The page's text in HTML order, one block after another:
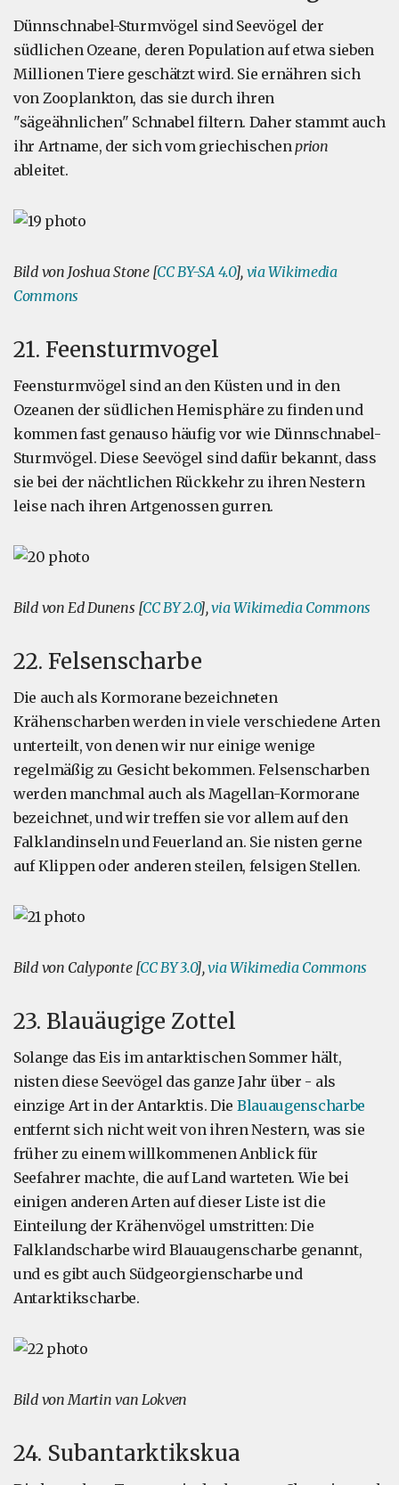
Dünnschnabel-Sturmvögel sind Seevögel der
südlichen Ozeane, deren Population auf etwa sieben
Millionen Tiere geschätzt wird. Sie ernähren sich
von Zooplankton, das sie durch ihren
"sägeähnlichen" Schnabel filtern. Daher stammt auch
ihr Artname, der sich vom griechischenprion
ableitet.
Bild von Joshua Stone [CC BY-SA 4.0], via Wikimedia
Commons
21. Feensturmvogel
Feensturmvögel sind an den Küsten und in den
Ozeanen der südlichen Hemisphäre zu finden und
kommen fast genauso häufig vor wie Dünnschnabel-
Sturmvögel. Diese Seevögel sind dafür bekannt, dass
sie bei der nächtlichen Rückkehr zu ihren Nestern
leise nach ihren Artgenossen gurren.
Bild von Ed Dunens [CC BY 2.0],via Wikimedia Commons
22. Felsenscharbe
Die auch als Kormorane bezeichneten
Krähenscharben werden in viele verschiedene Arten
unterteilt, von denen wir nur einige wenige
regelmäßig zu Gesicht bekommen. Felsenscharben
werden manchmal auch als Magellan-Kormorane
bezeichnet, und wir treffen sie vor allem auf den
Falklandinseln und Feuerland an. Sie nisten gerne
auf Klippen oder anderen steilen, felsigen Stellen.
Bild von Calyponte [CC BY 3.0],via Wikimedia Commons
23. Blauäugige Zottel
Solange das Eis im antarktischen Sommer hält,
nisten diese Seevögel das ganze Jahr über - als
einzige Art in der Antarktis. Die Blauaugenscharbe
entfernt sich nicht weit von ihren Nestern, was sie
früher zu einem willkommenen Anblick für
Seefahrer machte, die auf Land warteten. Wie bei
einigen anderen Arten auf dieser Liste ist die
Einteilung der Krähenvögel umstritten: Die
Falklandscharbe wird Blauaugenscharbe genannt,
und es gibt auch Südgeorgienscharbe und
Antarktikscharbe.
Bild von Martin van Lokven
24. Subantarktikskua